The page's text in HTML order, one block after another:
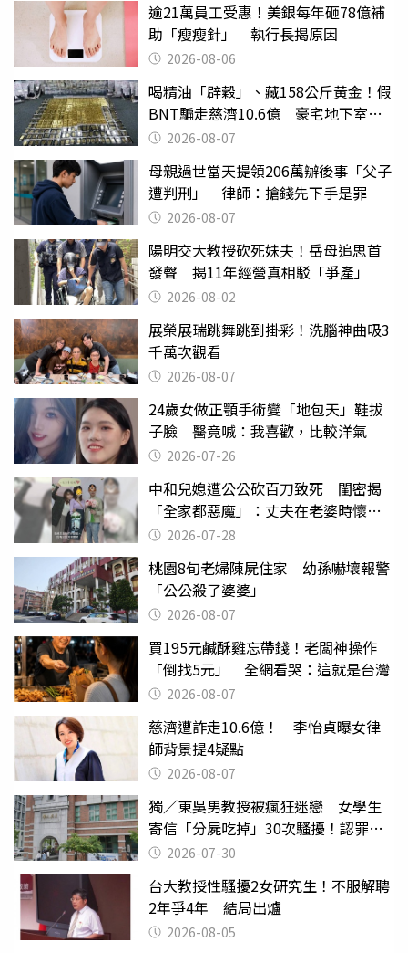
逾21萬員工受惠！美銀每年砸78億補
助「瘦瘦針」 執行長揭原因
2026-08-06
喝精油「辟穀」、藏158公斤黃金！假
BNT騙走慈濟10.6億 豪宅地下室竟
挖出乾鮑金庫
2026-08-07
母親過世當天提領206萬辦後事「父子
遭判刑」 律師：搶錢先下手是罪
2026-08-07
陽明交大教授砍死妹夫！岳母追思首
發聲 揭11年經營真相駁「爭產」
2026-08-02
展榮展瑞跳舞跳到掛彩！洗腦神曲吸3
千萬次觀看
2026-08-07
24歲女做正顎手術變「地包天」鞋拔
子臉 醫竟喊：我喜歡，比較洋氣
2026-07-26
中和兒媳遭公公砍百刀致死 閨密揭
「全家都惡魔」：丈夫在老婆時懷孕
摔東西
2026-07-28
桃園8旬老婦陳屍住家 幼孫嚇壞報警
「公公殺了婆婆」
2026-08-07
買195元鹹酥雞忘帶錢！老闆神操作
「倒找5元」 全網看哭：這就是台灣
2026-08-07
慈濟遭詐走10.6億！ 李怡貞曝女律
師背景提4疑點
2026-08-07
獨／東吳男教授被瘋狂迷戀 女學生
寄信「分屍吃掉」30次騷擾！認罪免
關 2026-07-30
台大教授性騷擾2女研究生！不服解聘
2年爭4年 結局出爐
2026-08-05